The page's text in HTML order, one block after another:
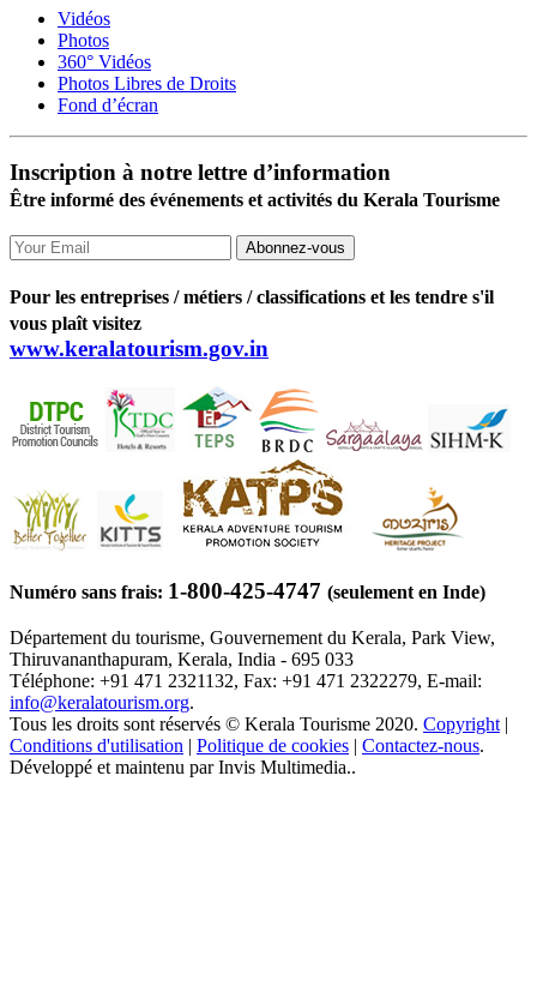
Vidéos
Photos
360° Vidéos
Photos Libres de Droits
Fond d’écran
Inscription à notre lettre d’information
Être informé des événements et activités du Kerala Tourisme
Abonnez-vous
Pour les entreprises / métiers / classifications et les tendre s'il
vous plaît visitez
www.keralatourism.gov.in
Numéro sans frais: 1-800-425-4747 (seulement en Inde)
Département du tourisme, Gouvernement du Kerala, Park View,
Thiruvananthapuram, Kerala, India - 695 033
Téléphone: +91 471 2321132, Fax: +91 471 2322279, E-mail:
info@keralatourism.org.
Tous les droits sont réservés © Kerala Tourisme 2020. Copyright |
Conditions d'utilisation | Politique de cookies | Contactez-nous.
Développé et maintenu par Invis Multimedia..